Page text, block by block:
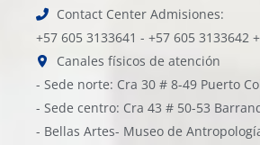
Contact Center Admisiones:
+57 605 3133641 - +57 605 3133642
Canales físicos de atención
- Sede norte: Cra 30 # 8-49 Puerto
- Sede centro: Cra 43 # 50-53
- Bellas Artes- Museo de